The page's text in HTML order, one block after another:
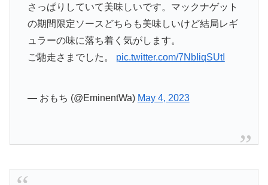
さっぱりしていて美味しいです。マックナゲット
の期間限定ソースどちらも美味しいけど結局レギ
ュラーの味に落ち着く気がします。
ご馳走さまでした。 pic.twitter.com/7NbIiqSUtI
— おもち (@EminentWa) May 4, 2023